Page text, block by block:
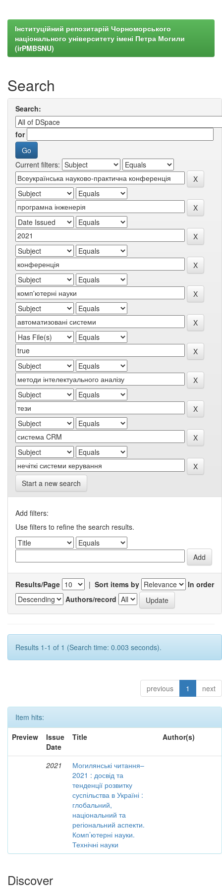
Інституційний репозитарій Чорноморського
національного університету імені Петра Могили
(irPMBSNU)
Search
Search:
for
Current filters:
Start a new search
Add filters:
Use filters to refine the search results.
Results/Page | Sort items by
In order
Authors/record
Results 1-1 of 1 (Search time: 0.003 seconds).
previous 1 next
Item hits:
Preview
Issue
Date
Title Author(s)
2021
Могилянські читання–
2021 : досвід та
тенденції розвитку
суспільства в Україні :
глобальний,
національний та
регіональний аспекти.
Комп’ютерні науки.
Технічні науки
Discover